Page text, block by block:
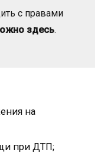
с правами
здесь.
на
при ДТП;